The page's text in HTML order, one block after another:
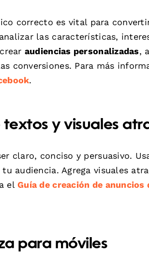
correcto es vital para
las características,
audiencias personalizadas,
conversiones. Para más
.
textos y visuales
claro, conciso y persuasivo.
tu audiencia. Agrega visuales
elGuía de creación de anuncios
para móviles